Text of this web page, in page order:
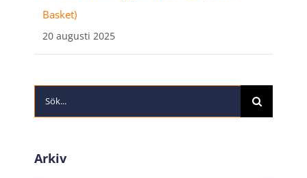
Basket)
20 augusti 2025
Sök
efter:
Arkiv